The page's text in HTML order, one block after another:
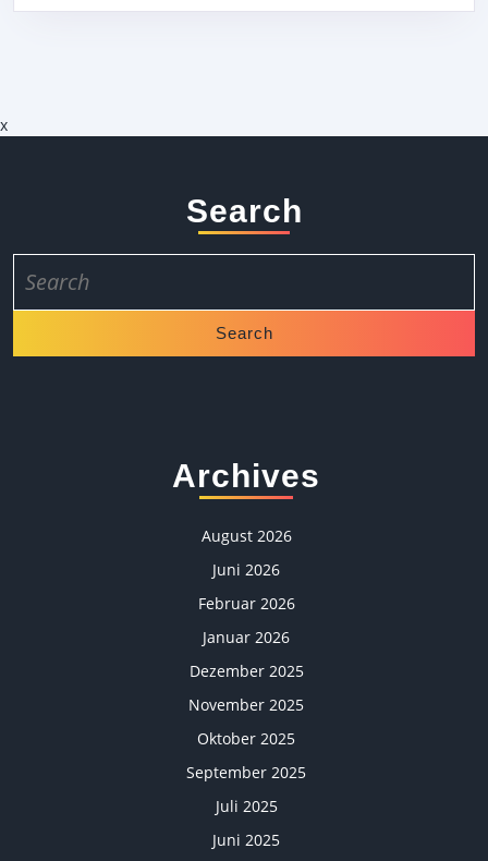
x
Search
for:
Archives
August 2026
Juni 2026
Februar 2026
Januar 2026
Dezember 2025
November 2025
Oktober 2025
September 2025
Juli 2025
Juni 2025